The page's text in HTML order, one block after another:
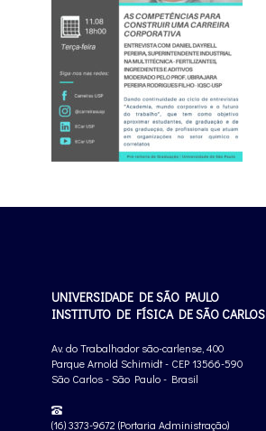
UNIVERSIDADE DE SÃO PAULO
INSTITUTO DE FÍSICA DE SÃO CARLOS
Av. do Trabalhador são-carlense, 400
Parque Arnold Schimidt - CEP 13566-590
São Carlos - São Paulo - Brasil
(16) 3373-9672 (Portaria Administração)